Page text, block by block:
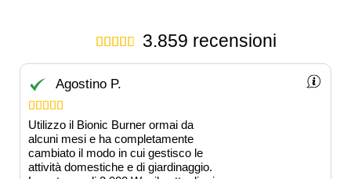
 3.859 recensioni
Agostino P.
    
Utilizzo il Bionic Burner ormai da
alcuni mesi e ha completamente
cambiato il modo in cui gestisco le
attività domestiche e di giardinaggio.